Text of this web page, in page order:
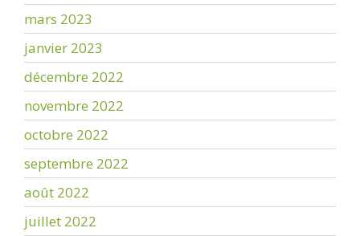
mars 2023
janvier 2023
décembre 2022
novembre 2022
octobre 2022
septembre 2022
août 2022
juillet 2022